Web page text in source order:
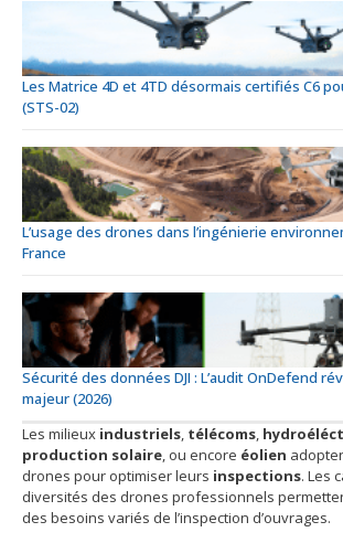
Les Matrice 4D et 4TD désormais certifiés C6
(STS-02)
L’usage des drones dans l’ingénierie
France
Sécurité des données DJI : L’audit OnDefend
majeur (2026)
Les milieux industriels, télécoms,
production solaire, ou encore éolien
drones pour optimiser leurs inspections. Les
diversités des drones professionnels
des besoins variés de l’inspection d’ouvrages.